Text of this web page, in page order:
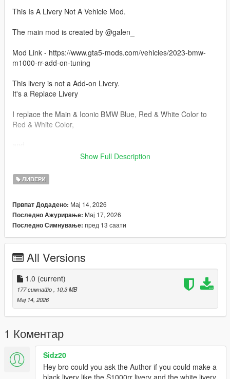
This Is A Livery Not A Vehicle Mod.
The main mod is created by @galen_
Mod Link - https://www.gta5-mods.com/vehicles/2023-bmw-
m1000-rr-add-on-tuning
This livery is not a Add-on Livery.
It's a Replace Livery
I replace the Main & Iconic BMW Blue, Red & White Color to
Red & White Color,
If You Have Any Suggestion Comment Below...
Installation In Zip....
Show Full Description
ЛИВЕРИ
Првпат Додадено: Мај 14, 2026
Последно Ажурирање: Мај 17, 2026
Последно Симнување: пред 13 саати
All Versions
1.0 (current)
177 симнато
, 10,3 MB
Мај 14, 2026
1 Коментар
Sidz20
Hey bro could you ask the Author if you could make a